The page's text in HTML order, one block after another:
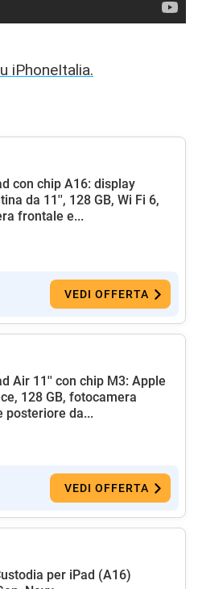
iPhoneItalia.
con chip A16: display
da 11'', 128 GB, Wi Fi 6,
frontale e...
VEDI OFFERTA
Air 11'' con chip M3: Apple
128 GB, fotocamera
posteriore da...
VEDI OFFERTA
per iPad (A16)